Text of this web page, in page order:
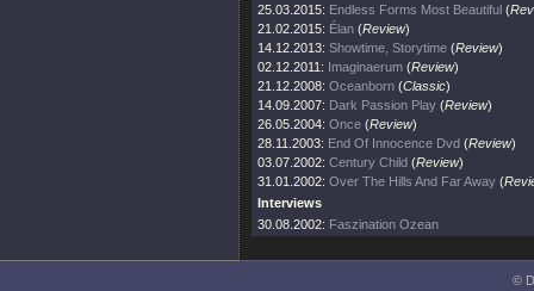
25.03.2015: Endless Forms Most Beautiful (
21.02.2015: Élan (Review)
14.12.2013: Showtime, Storytime (Review)
02.12.2011: Imaginaerum (Review)
21.12.2008: Oceanborn (Classic)
14.09.2007: Dark Passion Play (Review)
26.05.2004: Once (Review)
28.11.2003: End Of Innocence Dvd (Review)
03.07.2002: Century Child (Review)
31.01.2002: Over The Hills And Far Away (
Interviews
30.08.2002: Faszination Ozean
©